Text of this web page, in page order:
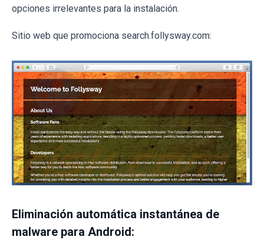
opciones irrelevantes para la instalación.
Sitio web que promociona search.follysway.com:
Eliminación automática instantánea de
malware para Android: